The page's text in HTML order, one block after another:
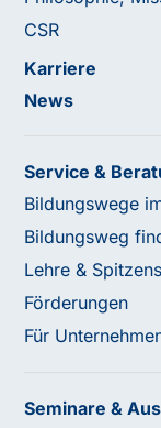
CSR
Karriere
News
Service &
Bildungswege
Bildungsweg
Lehre &
Förderungen
Für
Seminare &